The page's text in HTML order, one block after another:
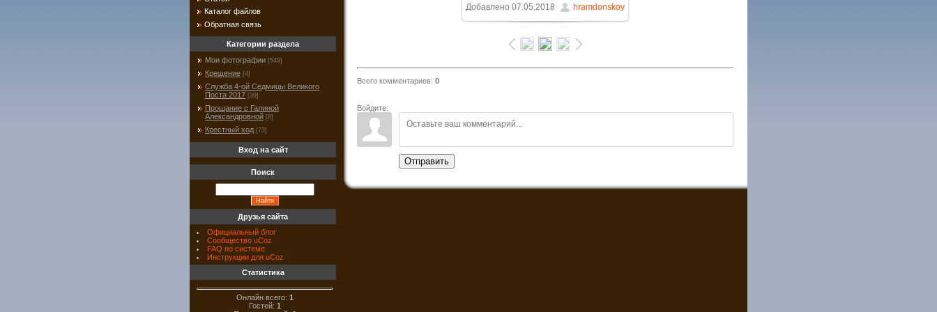
313.4Kb
Добавлено 07.05.2018 hramdonskoy
Всего комментариев: 0
Войдите:
Отправить
Каталог файлов
Обратная связь
Категории раздела
Мои фотографии [549]
Крещение [4]
Служба 4-ой Седмицы Великого
Поста 2017 [39]
Прощание с Галиной
Александровной [8]
Крестный ход [73]
Вход на сайт
Поиск
Друзья сайта
Официальный блог
Сообщество uCoz
FAQ по системе
Инструкции для uCoz
Статистика
Онлайн всего: 1
Гостей: 1